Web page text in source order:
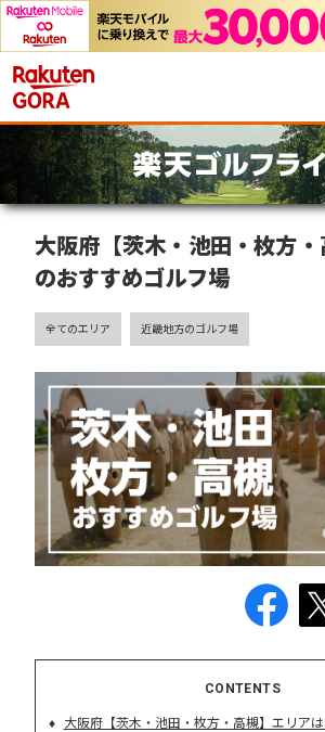
大阪府【茨木・池田・枚方
のおすすめゴルフ場
全てのエリア
近畿地方のゴルフ場
CONTENTS
大阪府【茨木・池田・枚方・高槻】エリア